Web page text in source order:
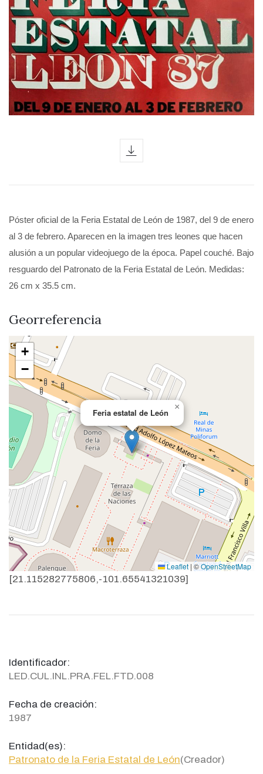
Póster oficial de la Feria Estatal de León de 1987, del 9 de enero
al 3 de febrero. Aparecen en la imagen tres leones que hacen
alusión a un popular videojuego de la época. Papel couché. Bajo
resguardo del Patronato de la Feria Estatal de León. Medidas:
26 cm x 35.5 cm.
Georreferencia
Feria estatal de León
×
+
−
Leaflet | ©OpenStreetMap
[21.115282775806,-101.65541321039]
Identificador:
LED.CUL.INL.PRA.FEL.FTD.008
Fecha de creación:
1987
Entidad(es):
Patronato de la Feria Estatal de León(Creador)